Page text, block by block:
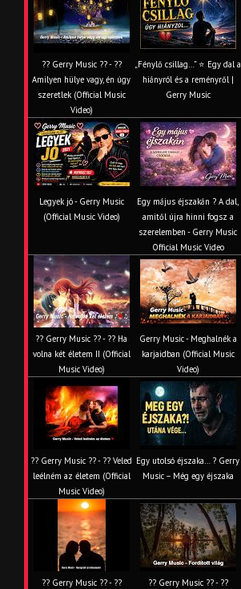
?? Gerry Music ?? - ??
Amilyen hülye vagy, én úgy
szeretlek (Official Music
Video)
„Fénylő csillag…” ⭐ Egy dal a
hiányról és a reményről |
Gerry Music
Legyek jó - Gerry Music
(Official Music Video)
Egy május éjszakán ? A dal,
amitől újra hinni fogsz a
szerelemben - Gerry Music
Official Music Video
?? Gerry Music ?? - ?? Ha
volna két életem II (Official
Music Video)
Gerry Music - Meghalnék a
karjaidban (Official Music
Video)
?? Gerry Music ?? - ?? Veled
leélném az életem (Official
Music Video)
Egy utolsó éjszaka… ? Gerry
Music – Még egy éjszaka
?? Gerry Music ?? - ??
?? Gerry Music ?? - ??